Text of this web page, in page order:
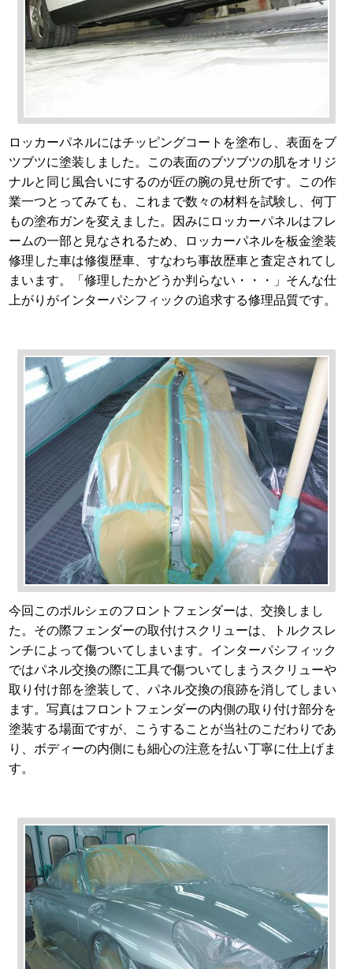
ロッカーパネルにはチッピングコートを塗布し、表面をブ
ツブツに塗装しました。この表面のブツブツの肌をオリジ
ナルと同じ風合いにするのが匠の腕の見せ所です。この作
業一つとってみても、これまで数々の材料を試験し、何丁
もの塗布ガンを変えました。因みにロッカーパネルはフレ
ームの一部と見なされるため、ロッカーパネルを板金塗装
修理した車は修復歴車、すなわち事故歴車と査定されてし
まいます。「修理したかどうか判らない・・・」そんな仕
上がりがインターパシフィックの追求する修理品質です。
今回このポルシェのフロントフェンダーは、交換しまし
た。その際フェンダーの取付けスクリューは、トルクスレ
ンチによって傷ついてしまいます。インターパシフィック
ではパネル交換の際に工具で傷ついてしまうスクリューや
取り付け部を塗装して、パネル交換の痕跡を消してしまい
ます。写真はフロントフェンダーの内側の取り付け部分を
塗装する場面ですが、こうすることが当社のこだわりであ
り、ボディーの内側にも細心の注意を払い丁寧に仕上げま
す。